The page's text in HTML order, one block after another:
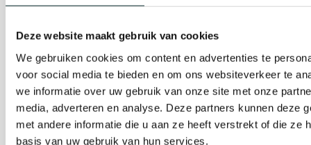
Deze website maakt gebruik van cookies
We gebruiken cookies om content en advertenties te
voor social media te bieden en om ons websiteverkeer te
we informatie over uw gebruik van onze site met onze
media, adverteren en analyse. Deze partners kunnen deze
met andere informatie die u aan ze heeft verstrekt of die ze
basis van uw gebruik van hun services.
De Pieterskerk als
museum
Onderhoud &
Restauratie